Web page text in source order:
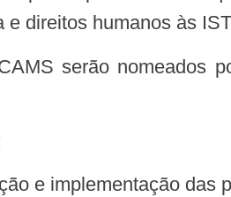
e direitos humanos às
e implementação